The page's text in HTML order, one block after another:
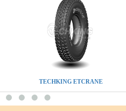
TECHKING ETCRANE